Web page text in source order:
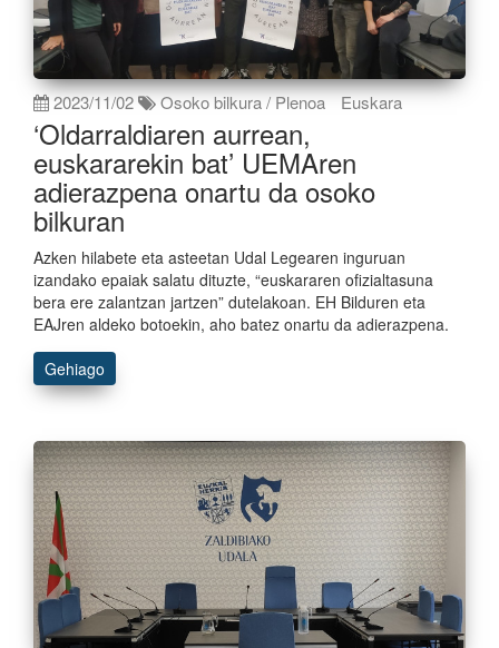
2023/11/02 Osoko bilkura / Plenoa Euskara
‘Oldarraldiaren aurrean,
euskararekin bat’ UEMAren
adierazpena onartu da osoko
bilkuran
Azken hilabete eta asteetan Udal Legearen inguruan
izandako epaiak salatu dituzte, “euskararen ofizialtasuna
bera ere zalantzan jartzen” dutelakoan. EH Bilduren eta
EAJren aldeko botoekin, aho batez onartu da adierazpena.
Gehiago